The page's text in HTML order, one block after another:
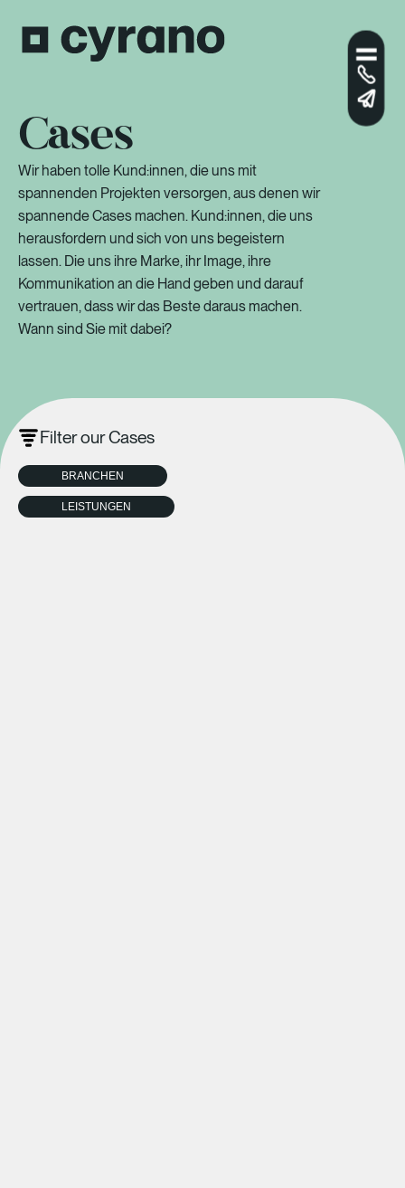
Cases
Wir haben tolle Kund:innen, die uns mit
spannenden Projekten versorgen, aus denen wir
spannende Cases machen. Kund:innen, die uns
herausfordern und sich von uns begeistern
lassen. Die uns ihre Marke, ihr Image, ihre
Kommunikation an die Hand geben und darauf
vertrauen, dass wir das Beste daraus machen.
Wann sind Sie mit dabei?
Filter our Cases
BRANCHEN
LEISTUNGEN